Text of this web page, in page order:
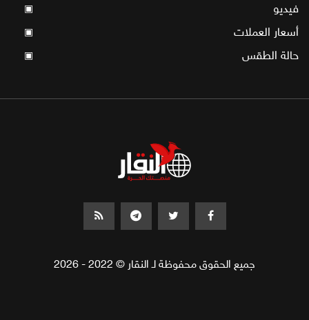
فيديو ▣
أسعار العملات ▣
حالة الطقس ▣
جميع الحقوق محفوظة لـ النقار © 2022 - 2026